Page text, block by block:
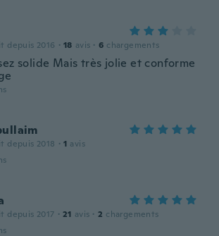
depuis 2016 · 18 avis · 6 chargements
solide Mais très jolie et conforme
depuis 2018 · 1 avis
depuis 2017 · 21 avis · 2 chargements